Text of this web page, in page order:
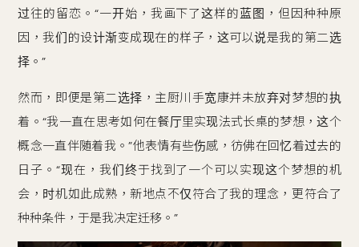
过往的留恋。“一开始，我画下了这样的蓝图，但因种种原
因，我们的设计渐变成现在的样子，这可以说是我的第二选
择。”
然而，即便是第二选择，主厨川手宽康并未放弃对梦想的执
着。“我一直在思考如何在餐厅里实现法式长桌的梦想，这个
概念一直伴随着我。”他表情有些伤感，彷佛在回忆着过去的
日子。“现在，我们终于找到了一个可以实现这个梦想的机
会，时机如此成熟，新地点不仅符合了我的理念，更符合了
种种条件，于是我决定迁移。”